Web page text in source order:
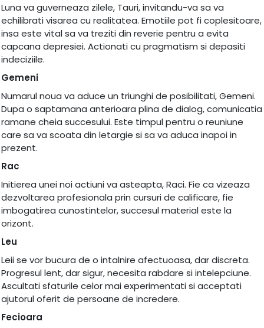
Luna va guverneaza zilele, Tauri, invitandu-va sa va
echilibrati visarea cu realitatea. Emotiile pot fi coplesitoare,
insa este vital sa va treziti din reverie pentru a evita
capcana depresiei. Actionati cu pragmatism si depasiti
indeciziile.
Gemeni
Numarul noua va aduce un triunghi de posibilitati, Gemeni.
Dupa o saptamana anterioara plina de dialog, comunicatia
ramane cheia succesului. Este timpul pentru o reuniune
care sa va scoata din letargie si sa va aduca inapoi in
prezent.
Rac
Initierea unei noi actiuni va asteapta, Raci. Fie ca vizeaza
dezvoltarea profesionala prin cursuri de calificare, fie
imbogatirea cunostintelor, succesul material este la
orizont.
Leu
Leii se vor bucura de o intalnire afectuoasa, dar discreta.
Progresul lent, dar sigur, necesita rabdare si intelepciune.
Ascultati sfaturile celor mai experimentati si acceptati
ajutorul oferit de persoane de incredere.
Fecioara